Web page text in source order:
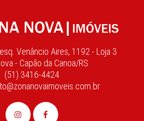
Venâncio Aires, 1192 - Loja 3
- Capão da Canoa/RS
(51) 3416-4424